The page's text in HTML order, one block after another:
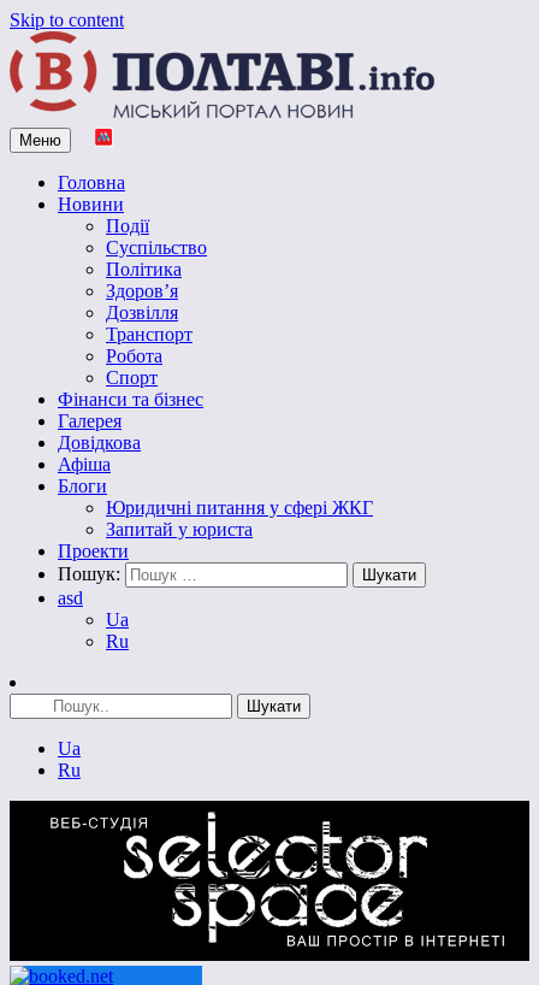
Skip to content
Vpoltave.info
Полтавський портал новин
Меню
Головна
Новини
Події
Суспільство
Політика
Здоров’я
Дозвілля
Транспорт
Робота
Спорт
Фінанси та бізнес
Галерея
Довідкова
Афіша
Блоги
Юридичні питання у сфері ЖКГ
Запитай у юриста
Проекти
Пошук:
asd
Ua
Ru
Ua
Ru